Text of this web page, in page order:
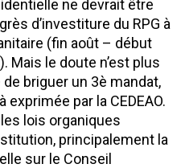
ne devrait être
d’investiture du RPG à
(fin août – début
Mais le doute n’est plus
briguer un 3è mandat,
par la CEDEAO.
lois organiques
principalement la
sur le Conseil